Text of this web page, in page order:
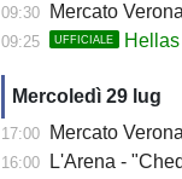
09:30 Mercato
09:25 UFFICIALE
Mercoledì 29 lug
17:00 Mercato Verona -
16:00 L'Arena -